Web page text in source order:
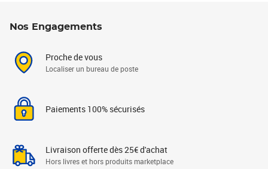
Nos Engagements
Proche de vous
Localiser un bureau de poste
Paiements 100% sécurisés
Livraison offerte dès 25€ d'achat
Hors livres et hors produits marketplace